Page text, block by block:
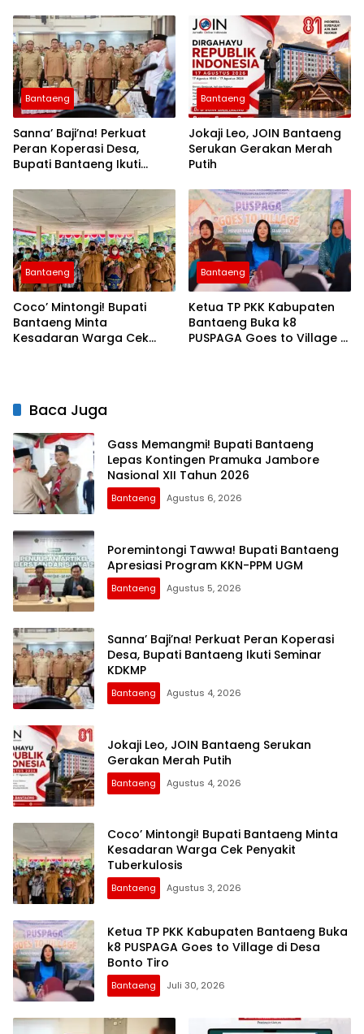
Bantaeng
Sanna’ Baji’na! Perkuat
Peran Koperasi Desa,
Bupati Bantaeng Ikuti
Bantaeng
Jokaji Leo, JOIN Bantaeng
Serukan Gerakan Merah
Putih
Bantaeng
Coco’ Mintongi! Bupati
Bantaeng Minta
Kesadaran Warga Cek
Bantaeng
Ketua TP PKK Kabupaten
Bantaeng Buka k8
PUSPAGA Goes to Village di
Baca Juga
Gass Memangmi! Bupati Bantaeng
Lepas Kontingen Pramuka Jambore
Nasional XII Tahun 2026
Bantaeng Agustus 6, 2026
Poremintongi Tawwa! Bupati Bantaeng
Apresiasi Program KKN-PPM UGM
Bantaeng Agustus 5, 2026
Sanna’ Baji’na! Perkuat Peran Koperasi
Desa, Bupati Bantaeng Ikuti Seminar
KDKMP
Bantaeng Agustus 4, 2026
Jokaji Leo, JOIN Bantaeng Serukan
Gerakan Merah Putih
Bantaeng Agustus 4, 2026
Coco’ Mintongi! Bupati Bantaeng Minta
Kesadaran Warga Cek Penyakit
Tuberkulosis
Bantaeng Agustus 3, 2026
Ketua TP PKK Kabupaten Bantaeng Buka
k8 PUSPAGA Goes to Village di Desa
Bonto Tiro
Bantaeng Juli 30, 2026